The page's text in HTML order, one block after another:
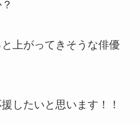
上がってきそうな俳優
したいと思います！！